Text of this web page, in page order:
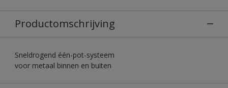
Productomschrijving
Sneldrogend één-pot-systeem
voor metaal binnen en buiten